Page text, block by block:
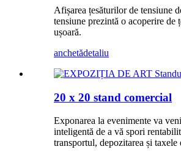
Afișarea țesăturilor de tensiune
tensiune prezintă o acoperire
ușoară.
anchetădetaliu
20 x 20 stand comercial
Exponarea la evenimente va
inteligentă de a vă spori
transportul, depozitarea și